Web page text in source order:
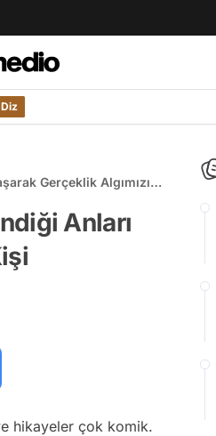
Gerçeklik Algımızı
Anları
hikayeler çok komik.